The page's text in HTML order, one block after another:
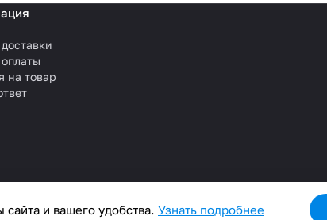
на товар
и вашего удобства. Узнать подробнее